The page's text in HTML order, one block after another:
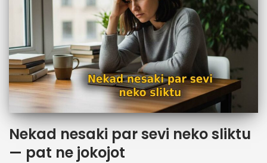
Nekad nesaki par sevi neko sliktu
— pat ne jokojot